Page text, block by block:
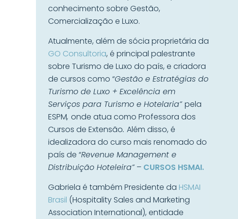
conhecimento sobre Gestão,
Comercialização e Luxo.
Atualmente, além de sócia proprietária da
GO Consultoria, é principal palestrante
sobre Turismo de Luxo do país, e criadora
de cursos como “Gestão e Estratégias do
Turismo de Luxo + Excelência em
Serviços para Turismo e Hotelaria”pela
ESPM, onde atua como Professora dos
Cursos de Extensão. Além disso, é
idealizadora do curso mais renomado do
país de “Revenue Management e
Distribuição Hoteleira”– CURSOS HSMAI.
Gabriela é também Presidente da HSMAI
Brasil (Hospitality Sales and Marketing
Association International), entidade